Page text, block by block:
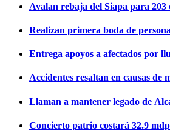
Avalan rebaja del Siapa para 203
Realizan primera boda de
Entrega apoyos a afectados por
Accidentes resaltan en causas de
Llaman a mantener legado de
Concierto patrio costará 32.9 mdp